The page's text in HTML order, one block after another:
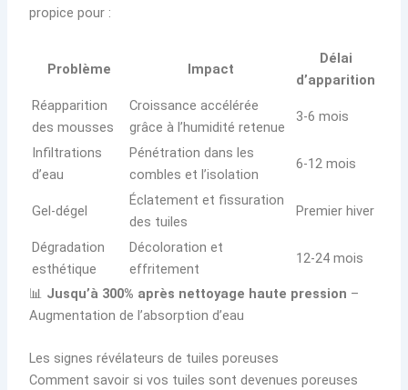
propice pour :
Problème Impact
Délai
d’apparition
Réapparition
des mousses
Croissance accélérée
grâce à l’humidité retenue
3-6 mois
Infiltrations
d’eau
Pénétration dans les
combles et l’isolation
6-12 mois
Gel-dégel
Éclatement et fissuration
des tuiles
Premier hiver
Dégradation
esthétique
Décoloration et
effritement
12-24 mois
📊 Jusqu’à 300% après nettoyage haute pression –
Augmentation de l’absorption d’eau
Les signes révélateurs de tuiles poreuses
Comment savoir si vos tuiles sont devenues poreuses